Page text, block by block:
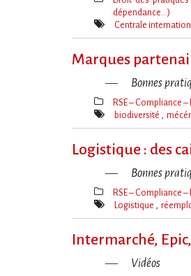
Thèmes(s)
dépendance…)
Mot(s)-
Centrale
Marques
Bonnes
Thèmes(s)
RSE – Compliance –
Mot(s)-
biodiversité
Logistique : des
Bonnes
Thèmes(s)
RSE – Compliance –
Mot(s)-
Logistique
Intermarché,
Vidéos